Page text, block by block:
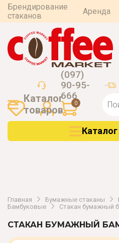
Брендирование
стаканов
Аренда
(097)
90-95-
666
0
Каталог
товаров
Главная Бумажные стаканы
Бамбуковые
Стакан бумажный
СТАКАН БУМАЖНЫЙ